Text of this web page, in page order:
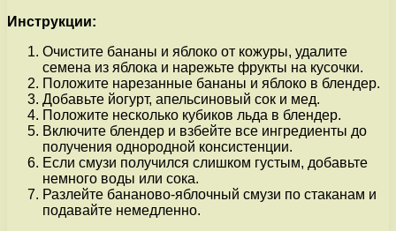
Инструкции:
Очистите бананы и яблоко от кожуры, удалите
семена из яблока и нарежьте фрукты на кусочки.
Положите нарезанные бананы и яблоко в блендер.
Добавьте йогурт, апельсиновый сок и мед.
Положите несколько кубиков льда в блендер.
Включите блендер и взбейте все ингредиенты до
получения однородной консистенции.
Если смузи получился слишком густым, добавьте
немного воды или сока.
Разлейте бананово-яблочный смузи по стаканам и
подавайте немедленно.